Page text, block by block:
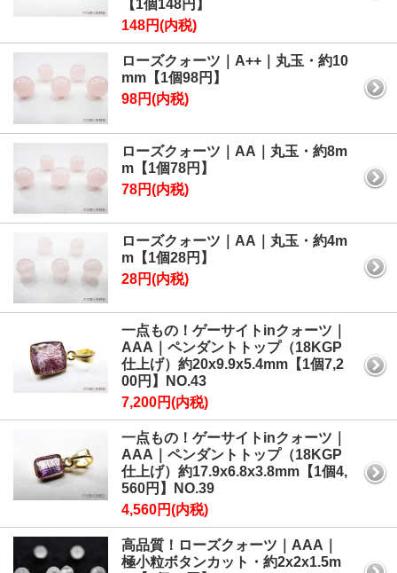
【1個148円】
148円(内税)
ローズクォーツ｜A++｜丸玉・約10
mm【1個98円】
98円(内税)
ローズクォーツ｜AA｜丸玉・約8m
m【1個78円】
78円(内税)
ローズクォーツ｜AA｜丸玉・約4m
m【1個28円】
28円(内税)
一点もの！ゲーサイトinクォーツ｜
AAA｜ペンダントトップ（18KGP
仕上げ）約20x9.9x5.4mm【1個7,2
00円】NO.43
7,200円(内税)
一点もの！ゲーサイトinクォーツ｜
AAA｜ペンダントトップ（18KGP
仕上げ）約17.9x6.8x3.8mm【1個4,
560円】NO.39
4,560円(内税)
高品質！ローズクォーツ｜AAA｜
極小粒ボタンカット・約2x2x1.5m